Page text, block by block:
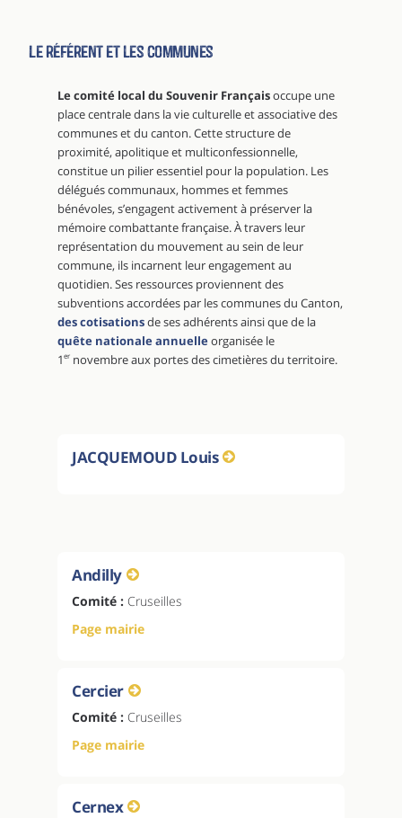
Le référent et les communes
Le comité local du Souvenir Françaisoccupe une
place centrale dans la vie culturelle et associative des
communes et du canton. Cette structure de
proximité, apolitique et multiconfessionnelle,
constitue un pilier essentiel pour la population. Les
délégués communaux, hommes et femmes
bénévoles, s’engagent activement à préserver la
mémoire combattante française. À travers leur
représentation du mouvement au sein de leur
commune, ils incarnent leur engagement au
quotidien. Ses ressources proviennent des
subventions accordées par les communes du Canton,
des cotisationsde ses adhérents ainsi que de la
quête nationale annuelleorganisée le
1 er novembre aux portes des cimetières du territoire.
JACQUEMOUD Louis
Andilly
Comité : Cruseilles
Page mairie
Cercier
Comité : Cruseilles
Page mairie
Cernex